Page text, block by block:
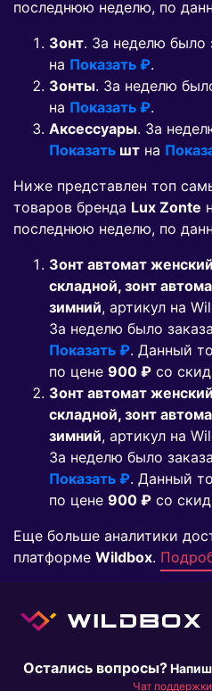
последнюю неделю, по
Зонт. За неделю было
на Показать ₽.
Зонты. За неделю
на Показать ₽.
Аксессуары. За
Показать шт на
Ниже представлен топ
товаров бренда Lux Zonte
последнюю неделю, по
Зонт автомат
складной, зонт
зимний, артикул на
За неделю было
Показать ₽. Данный
по цене 900 ₽ co
Зонт автомат
складной, зонт
зимний, артикул на
За неделю было
Показать ₽. Данный
по цене 900 ₽ co
Еще больше аналитики
платформе Wildbox.
Остались вопросы?
Чат